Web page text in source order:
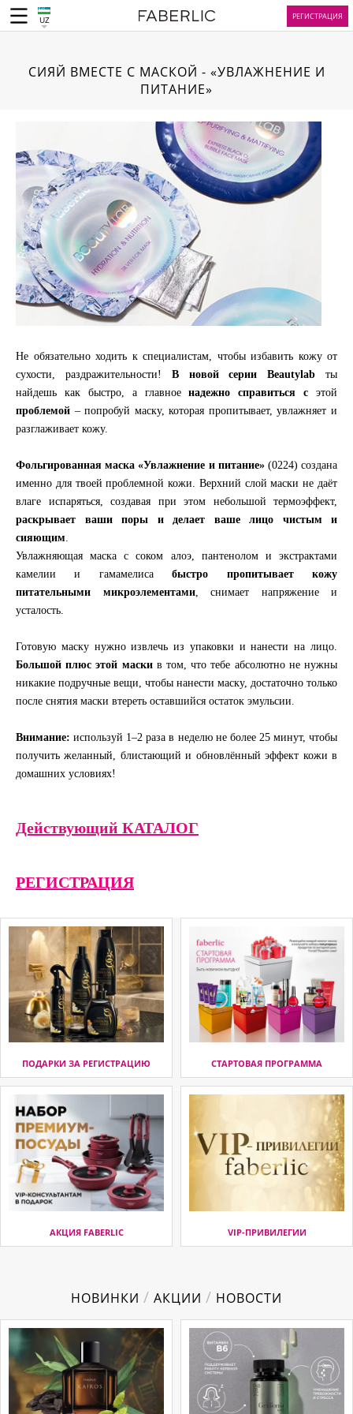
UZ РЕГИСТРАЦИЯ
СИЯЙ ВМЕСТЕ С МАСКОЙ - «УВЛАЖНЕНИЕ И
ПИТАНИЕ»
Не обязательно ходить к специалистам, чтобы избавить кожу от
сухости, раздражительности! В новой серии Beautylab ты
найдешь как быстро, а главноенадежно справиться с этой
проблемой – попробуй маску, которая пропитывает, увлажняет и
разглаживает кожу.
Фольгированная маска «Увлажнение и питание» (0224) создана
именно для твоей проблемной кожи. Верхний слой маски не даёт
влаге испаряться, создавая при этом небольшой термоэффект,
раскрывает ваши поры и делает ваше лицо чистым и
сияющим
Увлажняющая маска с соком алоэ, пантенолом и экстрактами
камелии и гамамелисабыстро пропитывает кожу
питательными микроэлементами, снимает напряжение и
усталость.
Готовую маску нужно извлечь из упаковки и нанести на лицо.
Большой плюс этой маскив том, что тебе абсолютно не нужны
никакие подручные вещи, чтобы нанести маску, достаточно только
после снятия маски втереть оставшийся остаток эмульсии.
Внимание: используй 1–2 раза в неделю не более 25 минут, чтобы
получить желанный, блистающий и обновлённый эффект кожи в
домашних условиях!
Действующий КАТАЛОГ
РЕГИСТРАЦИЯ
ПОДАРКИ ЗА РЕГИСТРАЦИЮ СТАРТОВАЯ ПРОГРАММА
АКЦИЯ FABERLIC VIP-ПРИВИЛЕГИИ
НОВИНКИ / АКЦИИ / НОВОСТИ